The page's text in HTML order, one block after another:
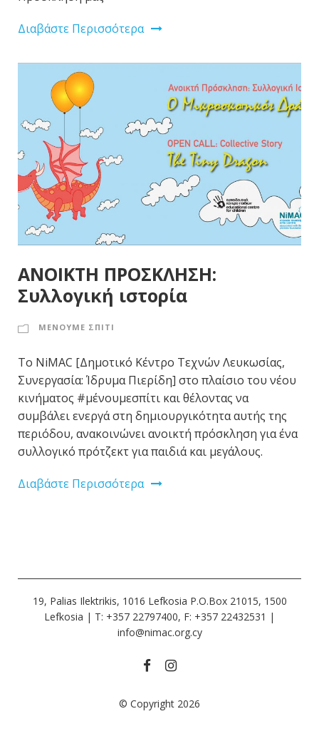
Διαβάστε Περισσότερα
ΑΝΟΙΚΤΗ ΠΡΟΣΚΛΗΣΗ:
Συλλογική ιστορία
ΜΕΝΟΥΜΕ ΣΠΙΤΙ
Το NiMAC [Δημοτικό Κέντρο Τεχνών Λευκωσίας,
Συνεργασία: Ίδρυμα Πιερίδη] στο πλαίσιο του νέου
κινήματος #μένουμεσπίτι και θέλοντας να
συμβάλει ενεργά στη δημιουργικότητα αυτής της
περιόδου, ανακοινώνει ανοικτή πρόσκληση για ένα
συλλογικό πρότζεκτ για παιδιά και μεγάλους.
Διαβάστε Περισσότερα
19, Palias Ilektrikis, 1016 Lefkosia P.O.Box 21015, 1500
Lefkosia | Τ: +357 22797400, F: +357 22432531 |
info@nimac.org.cy
© Copyright 2026